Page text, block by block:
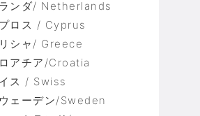
ンダ/ Netherlands
ロス / Cyprus
シャ/ Greece
アチア/Croatia
ス / Swiss
ェーデン/Sweden